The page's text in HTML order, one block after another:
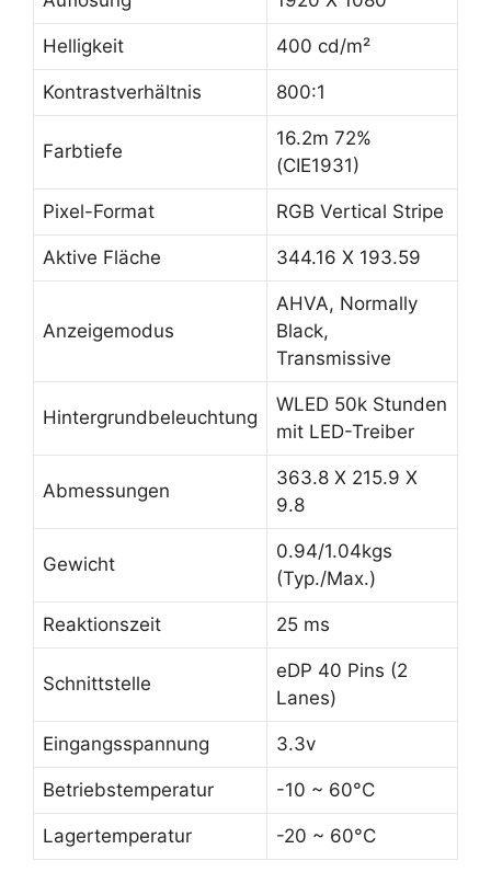
Helligkeit 400 cd/m²
Kontrastverhältnis 800:1
Farbtiefe
16.2m 72%
(CIE1931)
Pixel-Format RGB Vertical Stripe
Aktive Fläche 344.16 X 193.59
Anzeigemodus
AHVA, Normally
Black,
Transmissive
Hintergrundbeleuchtung
WLED 50k Stunden
mit LED-Treiber
Abmessungen
363.8 X 215.9 X
9.8
Gewicht
0.94/1.04kgs
(Typ./Max.)
Reaktionszeit 25 ms
Schnittstelle
eDP 40 Pins (2
Lanes)
Eingangsspannung 3.3v
Betriebstemperatur -10 ~ 60°C
Lagertemperatur -20 ~ 60°C